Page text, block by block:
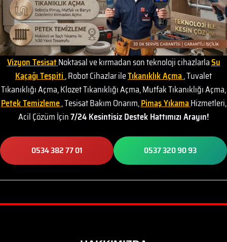
Vizyon TesisatNoktasal ve kırmadan son teknoloji cihazlarlaSu
Kaçağı Tespiti, Robot Cihazlar ileTıkanıklık Açma, Tuvalet
Tıkanıklığı Açma, Klozet Tıkanıklığı Açma, Mutfak Tıkanıklığı Açma,
Petek Temizleme, Tesisat Bakım Onarım,Pimaş YıkamaHizmetleri,
Acil Çözüm İçin7/24 Kesintisiz Destek Hattımızı Arayın!
0534 382 77 01 0537 320 90 93